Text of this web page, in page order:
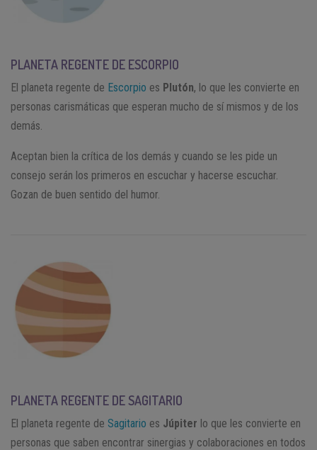
PLANETA REGENTE DE ESCORPIO
El planeta regente de Escorpio es Plutón, lo que les convierte en
personas carismáticas que esperan mucho de sí mismos y de los
demás.
Aceptan bien la crítica de los demás y cuando se les pide un
consejo serán los primeros en escuchar y hacerse escuchar.
Gozan de buen sentido del humor.
PLANETA REGENTE DE SAGITARIO
El planeta regente de Sagitario es Júpiter lo que les convierte en
personas que saben encontrar sinergias y colaboraciones en todos